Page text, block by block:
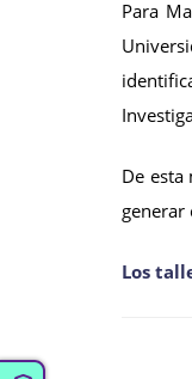
Para
De
generar
Los